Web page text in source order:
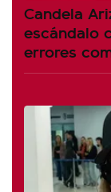
Candela
escándalo
errores